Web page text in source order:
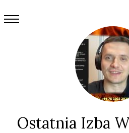
Ostatnia Izba